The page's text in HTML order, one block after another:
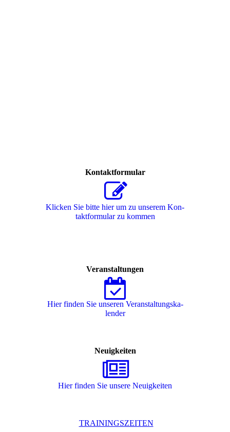
Kontaktformular
Klicken Sie bitte hier um zu unserem Kon­
takt­for­mu­lar zu kommen
Veranstaltungen
Hier finden Sie unseren Ver­an­stal­tungs­ka­
len­der
Neuigkeiten
Hier finden Sie unsere Neuigkeiten
TRAININGSZEITEN